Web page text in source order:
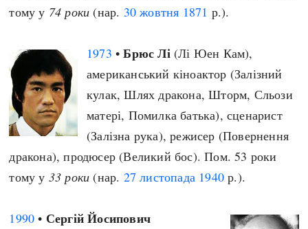
тому у 74 роки (нар. 30 жовтня 1871 р.).
1973 •Брюс Лі(Лі Юен Кам),
американський кіноактор (Залізний
кулак, Шлях дракона, Шторм, Сльози
матері, Помилка батька), сценарист
(Залізна рука), режисер (Повернення
дракона), продюсер (Великий бос). Пом. 53 роки
тому у 33 роки (нар. 27 листопада 1940 р.).
1990 • Сергій Йосипович